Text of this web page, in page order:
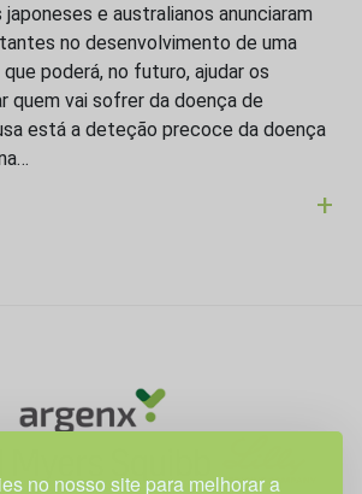
no nosso site para melhorar a
e australianos anunciaram
no desenvolvimento de uma
poderá, no futuro, ajudar os
quem vai sofrer da doença de
está a deteção precoce da doença
+